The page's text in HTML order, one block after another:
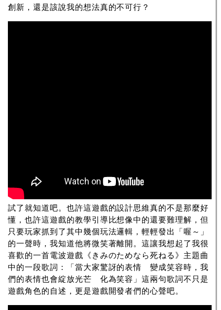
創新，還是該說我的想法真的不可行？
試了就知道吧。也許這遊戲的設計思維真的不是那麼好
懂，也許這遊戲的教學引導比想像中的還要難理解，但
只要玩家抓到了其中幾個玩法邏輯，輕輕發出「喔～」
的一聲時，我知道他將微笑著離開。這讓我想起了我很
喜歡的一首電波遊戲《きみのためなら死ねる》主題曲
中的一段歌詞：「當大家驚訝的表情 變成笑容時，我
們的表情也會綻放光芒 化為笑容」這兩句歌詞不只是
遊戲角色的自述，更是遊戲開發者們的心聲吧。